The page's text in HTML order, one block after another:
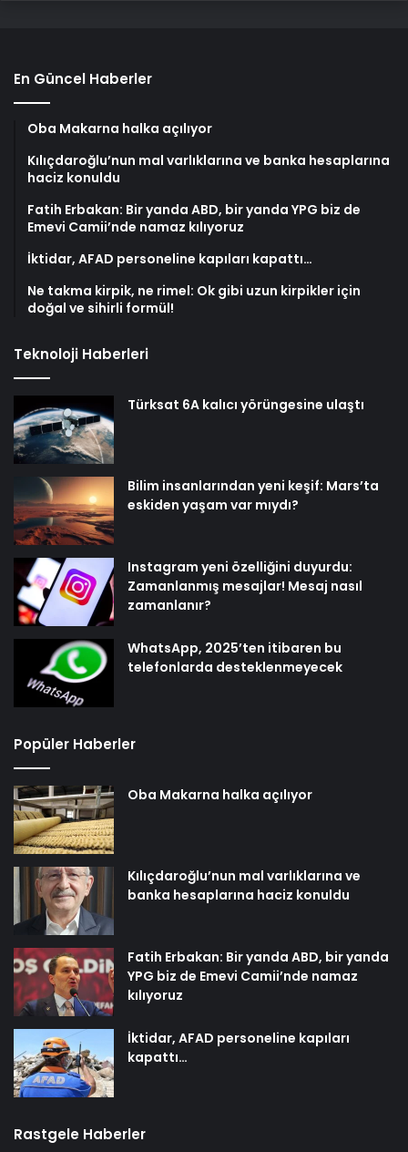
En Güncel Haberler
Oba Makarna halka açılıyor
Kılıçdaroğlu’nun mal varlıklarına ve banka hesaplarına
haciz konuldu
Fatih Erbakan: Bir yanda ABD, bir yanda YPG biz de
Emevi Camii’nde namaz kılıyoruz
İktidar, AFAD personeline kapıları kapattı…
Ne takma kirpik, ne rimel: Ok gibi uzun kirpikler için
doğal ve sihirli formül!
Teknoloji Haberleri
Türksat 6A kalıcı yörüngesine ulaştı
Bilim insanlarından yeni keşif: Mars’ta
eskiden yaşam var mıydı?
Instagram yeni özelliğini duyurdu:
Zamanlanmış mesajlar! Mesaj nasıl
zamanlanır?
WhatsApp, 2025’ten itibaren bu
telefonlarda desteklenmeyecek
Popüler Haberler
Oba Makarna halka açılıyor
Kılıçdaroğlu’nun mal varlıklarına ve
banka hesaplarına haciz konuldu
Fatih Erbakan: Bir yanda ABD, bir yanda
YPG biz de Emevi Camii’nde namaz
kılıyoruz
İktidar, AFAD personeline kapıları
kapattı…
Rastgele Haberler